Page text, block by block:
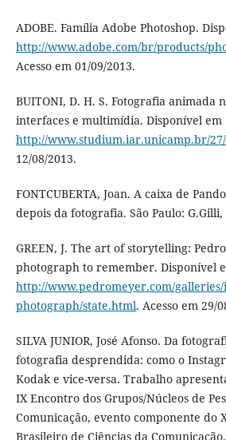
ADOBE. Família Adobe Photoshop.
http://www.adobe.com/br/products/
Acesso em 01/09/2013.
BUITONI, D. H. S. Fotografia animada
interfaces e multimídia. Disponível em
http://www.studium.iar.unicamp.br/
12/08/2013.
FONTCUBERTA, Joan. A caixa de
depois da fotografia. São Paulo: G.Gilli,
GREEN, J. The art of storytelling:
photograph to remember. Disponível
http://www.pedromeyer.com/galleries/
photograph/state.html. Acesso em 29/
SILVA JUNIOR, José Afonso. Da
fotografia desprendida: como o
Kodak e vice-versa. Trabalho
IX Encontro dos Grupos/Núcleos de
Comunicação, evento componente do
Brasileiro de Ciências da